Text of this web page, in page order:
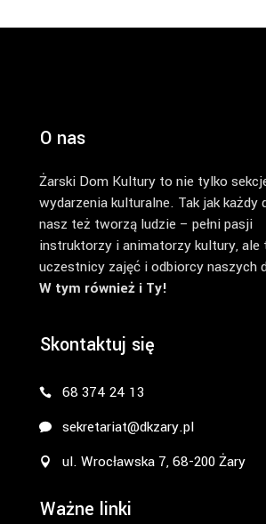
O nas
Żarski Dom Kultury to nie tylko
wydarzenia kulturalne. Tak jak każdy
nasz też tworzą ludzie – pełni pasji
instruktorzy i animatorzy kultury, ale
uczestnicy zajęć i odbiorcy naszych
W tym również i Ty!
Skontaktuj się
68 374 24 13
sekretariat@dkzary.pl
ul. Wrocławska 7, 68-200 Żary
Ważne linki